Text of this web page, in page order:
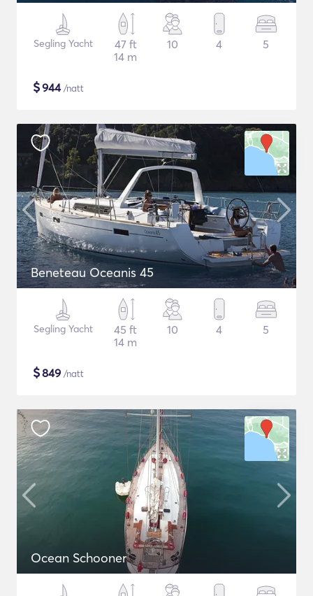
Segling Yacht
47 ft
14 m
10 4 5
$944/natt
Beneteau Oceanis 45
Segling Yacht
45 ft
14 m
10 4 5
$849 /natt
Ocean Schooner